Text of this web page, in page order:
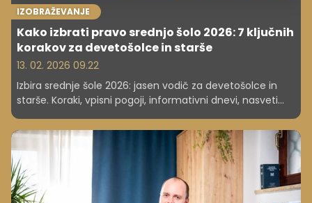
IZOBRAŽEVANJE
Kako izbrati pravo srednjo šolo 2026: 7 ključnih
korakov za devetošolce in starše
13. 02. 2026 09.22
Izbira srednje šole 2026: jasen vodič za devetošolce in
starše. Koraki, vpisni pogoji, informativni dnevi, nasveti